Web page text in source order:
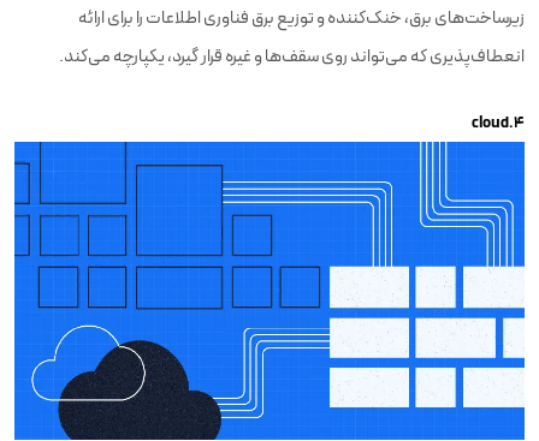
زیرساخت‌های برق، خنک‌کننده و توزیع برق فناوری اطلاعات را برای ارائه
انعطاف‌پذیری که می‌تواند روی سقف‌ها و غیره قرار گیرد، یکپارچه می‌کند.
۴.cloud